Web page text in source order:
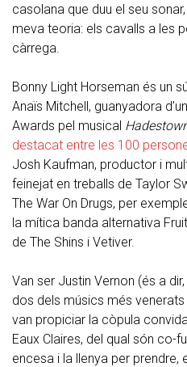
casolana que duu el seu
meva teoria: els cavalls a les
càrrega.
Bonny Light Horseman és un
Anaïs Mitchell, guanyadora
Awards pel musical
destacat entre les 100
Josh Kaufman, productor i
feinejat en treballs de Taylor
The War On Drugs, per
la mítica banda alternativa
de The Shins i Vetiver.
Van ser Justin Vernon (és a
dos dels músics més
van propiciar la còpula
Eaux Claires, del qual són co-
encesa i la llenya per prendre,